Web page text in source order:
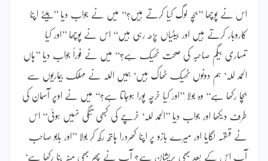
اس نے پوچھا ’’بچہ لوگ کیا کرتے ہیں؟‘‘ میں نے جواب دیا ’’بیٹے اپنا
کاروبار کرتے ہیں اور بیٹیاں پڑھ رہی ہیں‘‘ اس نے پوچھا ’’اور کیا
تمہاری بیگم صاحبہ کی صحت ٹھیک ہے؟‘‘ میں نے فوراً جواب دیا ’’ہاں
الحمد للہ‘ ہم دونوں ٹھیک ٹھاک ہیں‘ ہمیں اللہ نے مہلک بیماریوں سے
بچا رکھا ہے‘‘ وہ بولا ’’اور کیا خرچہ پورا ہوجاتا ہے؟‘‘ میں نے اوپر آسمان کی
طرف دیکھا اور جواب دیا ’’الحمد للہ‘ خرچے کی کبھی تنگی نہیں ہوئی‘‘ اس
نے قہقہہ لگایا اور میرے بازو پر اپنا کھردرا ہاتھ رکھ کر بولا ’’اور بابو صاحب
آپ اس کے بعد بھی پریشان ہے؟ آپ نے پھر بھی منہ بنا رکھا ہے‘